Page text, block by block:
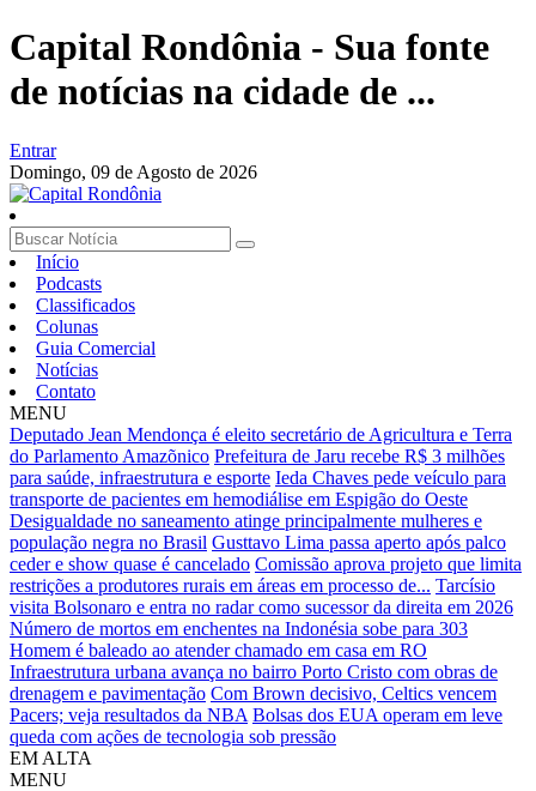
Capital Rondônia - Sua fonte
de notícias na cidade de ...
Entrar
Domingo, 09 de Agosto de 2026
Início
Podcasts
Classificados
Colunas
Guia Comercial
Notícias
Contato
MENU
Deputado Jean Mendonça é eleito secretário de Agricultura e Terra
do Parlamento Amazõnico Prefeitura de Jaru recebe R$ 3 milhões
para saúde, infraestrutura e esporte Ieda Chaves pede veículo para
transporte de pacientes em hemodiálise em Espigão do Oeste
Desigualdade no saneamento atinge principalmente mulheres e
população negra no Brasil Gusttavo Lima passa aperto após palco
ceder e show quase é cancelado Comissão aprova projeto que limita
restrições a produtores rurais em áreas em processo de... Tarcísio
visita Bolsonaro e entra no radar como sucessor da direita em 2026
Número de mortos em enchentes na Indonésia sobe para 303
Homem é baleado ao atender chamado em casa em RO
Infraestrutura urbana avança no bairro Porto Cristo com obras de
drenagem e pavimentação Com Brown decisivo, Celtics vencem
Pacers; veja resultados da NBA Bolsas dos EUA operam em leve
queda com ações de tecnologia sob pressão
EM ALTA
MENU